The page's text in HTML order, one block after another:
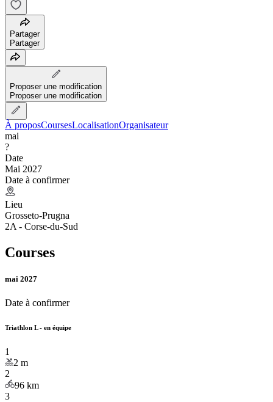
Partager
Partager
Proposer une modification
Proposer une modification
À proposCoursesLocalisationOrganisateur
mai
?
Date
Mai 2027
Date à confirmer
Lieu
Grosseto-Prugna
2A - Corse-du-Sud
Courses
mai 2027
Date à confirmer
Triathlon L - en équipe
1
2 m
2
96 km
3